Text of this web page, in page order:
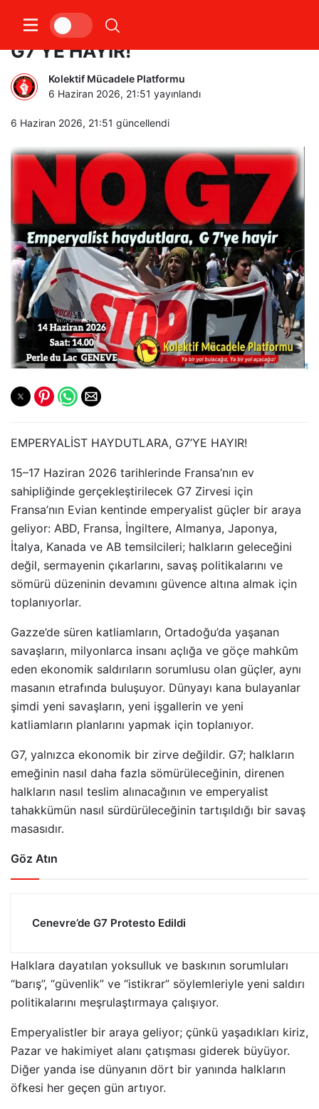
EMPERYALİST HAYDUTLARA,
G7’YE HAYIR!
Kolektif Mücadele Platformu
6 Haziran 2026, 21:51 yayınlandı
6 Haziran 2026, 21:51 güncellendi
EMPERYALİST HAYDUTLARA, G7’YE HAYIR!
15–17 Haziran 2026 tarihlerinde Fransa’nın ev
sahipliğinde gerçekleştirilecek G7 Zirvesi için
Fransa’nın Evian kentinde emperyalist güçler bir araya
geliyor: ABD, Fransa, İngiltere, Almanya, Japonya,
İtalya, Kanada ve AB temsilcileri; halkların geleceğini
değil, sermayenin çıkarlarını, savaş politikalarını ve
sömürü düzeninin devamını güvence altına almak için
toplanıyorlar.
Gazze’de süren katliamların, Ortadoğu’da yaşanan
savaşların, milyonlarca insanı açlığa ve göçe mahkûm
eden ekonomik saldırıların sorumlusu olan güçler, aynı
masanın etrafında buluşuyor. Dünyayı kana bulayanlar
şimdi yeni savaşların, yeni işgallerin ve yeni
katliamların planlarını yapmak için toplanıyor.
G7, yalnızca ekonomik bir zirve değildir. G7; halkların
emeğinin nasıl daha fazla sömürüleceğinin, direnen
halkların nasıl teslim alınacağının ve emperyalist
tahakkümün nasıl sürdürüleceğinin tartışıldığı bir savaş
masasıdır.
Göz Atın
Cenevre’de G7 Protesto Edildi
Halklara dayatılan yoksulluk ve baskının sorumluları
“barış”, “güvenlik” ve “istikrar” söylemleriyle yeni saldırı
politikalarını meşrulaştırmaya çalışıyor.
Emperyalistler bir araya geliyor; çünkü yaşadıkları kiriz,
Pazar ve hakimiyet alanı çatışması giderek büyüyor.
Diğer yanda ise dünyanın dört bir yanında halkların
öfkesi her geçen gün artıyor.